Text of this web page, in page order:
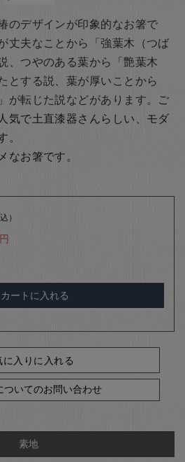
のデザインが印象的なお箸で
丈夫なことから「強葉木（つば
、つやのある葉から「艶葉木
とする説、葉が厚いことから
が転じた説などがあります。 ご
気で土直漆器さんらしい、モダ
。
なお箸です。
）
円
カートに入れる
に入りに入れる
ついてのお問い合わせ
素地